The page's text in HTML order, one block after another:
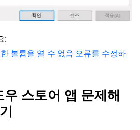
:
볼륨을 열 수 없음 오류를 수정하
스토어 앱 문제해